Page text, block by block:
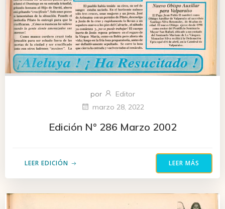
por
Editor
marzo 28, 2022
Edición N° 286 Marzo 2002
LEER EDICIÓN LEER MÁS